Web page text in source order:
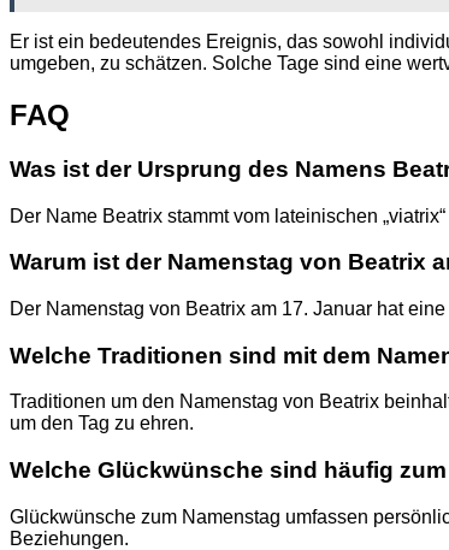
Er ist ein bedeutendes Ereignis, das sowohl
umgeben, zu schätzen. Solche Tage sind eine
FAQ
Was ist der Ursprung des Namens
Der Name Beatrix stammt vom lateinischen
Warum ist der Namenstag von Beatrix
Der Namenstag von Beatrix am 17. Januar hat
Welche Traditionen sind mit dem
Traditionen um den Namenstag von Beatrix
um den Tag zu ehren.
Welche Glückwünsche sind häufig
Glückwünsche zum Namenstag umfassen
Beziehungen.